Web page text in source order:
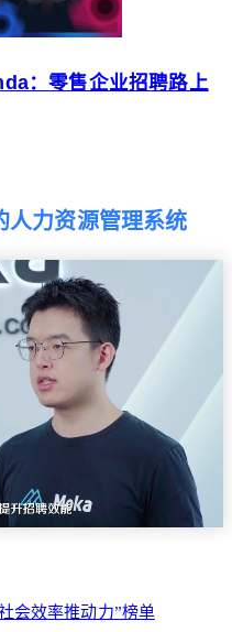
：零售企业招聘路上
力资源管理系统
会效率推动力”榜单